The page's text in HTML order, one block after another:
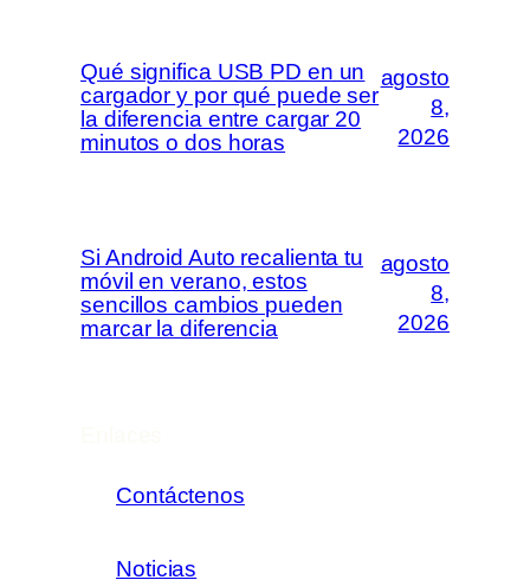
Qué significa USB PD en un
cargador y por qué puede ser
la diferencia entre cargar 20
minutos o dos horas
agosto
8,
2026
Si Android Auto recalienta tu
móvil en verano, estos
sencillos cambios pueden
marcar la diferencia
agosto
8,
2026
Contáctenos
Noticias